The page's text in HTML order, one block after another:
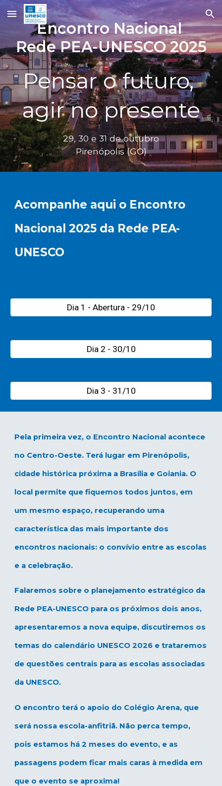
Skip to main content Skip to navigation
Encontro Nacional
Rede PEA-UNESCO 2025
Pensar o futuro,
agir no presente
29, 30 e 31 de outubro
Pirenópolis (GO)
Acompanhe aqui o Encontro
Nacional 2025 da Rede PEA-
UNESCO
Dia 1 - Abertura - 29/10
Dia 2 - 30/10
Dia 3 - 31/10
Pela primeira vez, o Encontro Nacional acontece
no Centro-Oeste. Terá lugar em Pirenópolis,
cidade histórica próxima a Brasília e Goiania. O
local permite que fiquemos todos juntos, em
um mesmo espaço, recuperando uma
característica das mais importante dos
encontros nacionais: o convívio entre as escolas
e a celebração.
Falaremos sobre o planejamento estratégico da
Rede PEA-UNESCO para os próximos dois anos,
apresentaremos a nova equipe, discutiremos os
temas do calendário UNESCO 2026 e trataremos
de questões centrais para as escolas associadas
da UNESCO.
O encontro terá o apoio do Colégio Arena, que
será nossa escola-anfitriã. Não perca tempo,
pois estamos há 2 meses do evento, e as
passagens podem ficar mais caras à medida em
que o evento se aproxima!